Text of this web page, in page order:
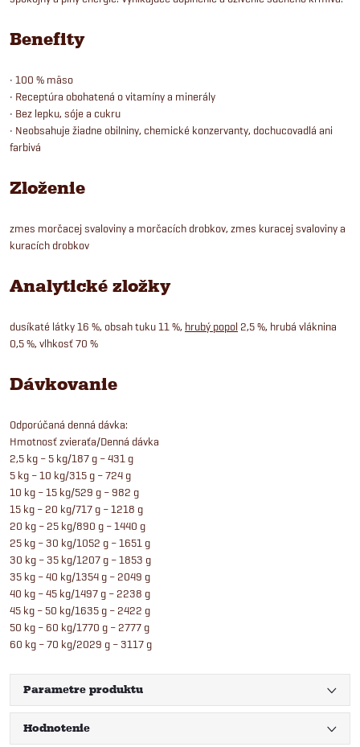
Benefity
• 100 % mäso
• Receptúra obohatená o vitamíny a minerály
• Bez lepku, sóje a cukru
• Neobsahuje žiadne obilniny, chemické konzervanty, dochucovadlá ani
farbivá
Zloženie
zmes morčacej svaloviny a morčacích drobkov, zmes kuracej svaloviny a
kuracích drobkov
Analytické zložky
dusíkaté látky 16 %, obsah tuku 11 %, hrubý popol 2,5 %, hrubá vláknina
0,5 %, vlhkosť 70 %
Dávkovanie
Odporúčaná denná dávka:
Hmotnosť zvieraťa/Denná dávka
2,5 kg – 5 kg/187 g – 431 g
5 kg – 10 kg/315 g – 724 g
10 kg – 15 kg/529 g – 982 g
15 kg – 20 kg/717 g – 1218 g
20 kg – 25 kg/890 g – 1440 g
25 kg – 30 kg/1052 g – 1651 g
30 kg – 35 kg/1207 g – 1853 g
35 kg – 40 kg/1354 g – 2049 g
40 kg – 45 kg/1497 g – 2238 g
45 kg – 50 kg/1635 g – 2422 g
50 kg – 60 kg/1770 g – 2777 g
60 kg – 70 kg/2029 g – 3117 g
Parametre produktu
Hodnotenie